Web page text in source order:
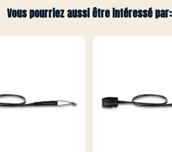
Vous pourriez aussi être intéressé par: